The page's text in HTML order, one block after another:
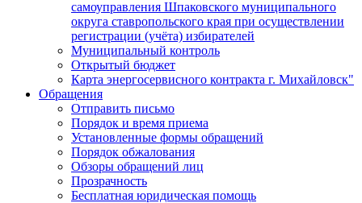
самоуправления Шпаковского муниципального
округа ставропольского края при осуществлении
регистрации (учёта) избирателей
Муниципальный контроль
Открытый бюджет
Карта энергосервисного контракта г. Михайловск"
Обращения
Отправить письмо
Порядок и время приема
Установленные формы обращений
Порядок обжалования
Обзоры обращений лиц
Прозрачность
Бесплатная юридическая помощь